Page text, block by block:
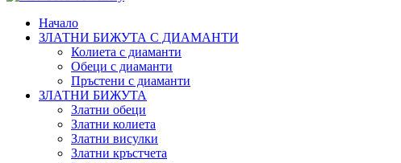
Начало
ЗЛАТНИ БИЖУТА С ДИАМАНТИ
Колиета с диаманти
Обеци с диаманти
Пръстени с диаманти
ЗЛАТНИ БИЖУТА
Златни обеци
Златни колиета
Златни висулки
Златни кръстчета